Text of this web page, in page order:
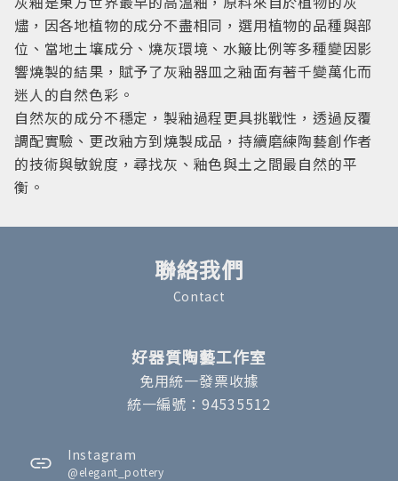
燼，因各地植物的成分不盡相同，選用植物的品種與部
位、當地土壤成分、燒灰環境、水簸比例等多種變因影
響燒製的結果，賦予了灰釉器皿之釉面有著千變萬化而
迷人的自然色彩。
自然灰的成分不穩定，製釉過程更具挑戰性，透過反覆
調配實驗、更改釉方到燒製成品，持續磨練陶藝創作者
的技術與敏銳度，尋找灰、釉色與土之間最自然的平
衡。
聯絡我們
Contact
好器質陶藝工作室
免用統一發票收據
統一編號：94535512
Instagram
@elegant_pottery